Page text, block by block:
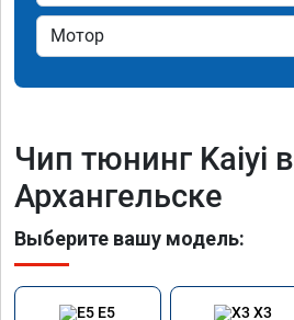
Чип тюнинг Kaiyi в
Архангельске
Выберите вашу модель:
E5 X3